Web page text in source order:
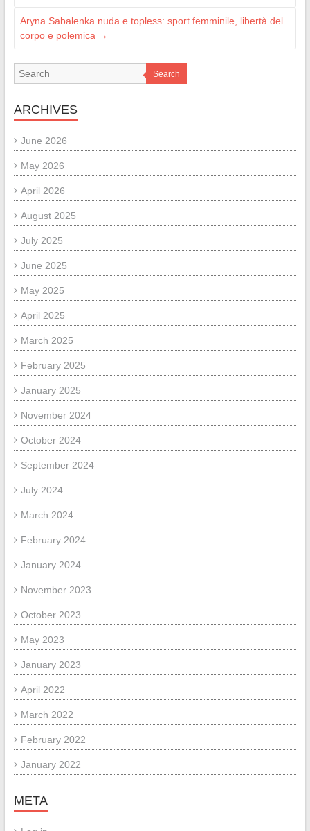
Aryna Sabalenka nuda e topless: sport femminile, libertà del
corpo e polemica →
Search
ARCHIVES
June 2026
May 2026
April 2026
August 2025
July 2025
June 2025
May 2025
April 2025
March 2025
February 2025
January 2025
November 2024
October 2024
September 2024
July 2024
March 2024
February 2024
January 2024
November 2023
October 2023
May 2023
January 2023
April 2022
March 2022
February 2022
January 2022
META